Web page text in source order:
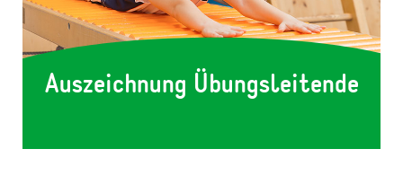
Auszeichnung Übungsleitende